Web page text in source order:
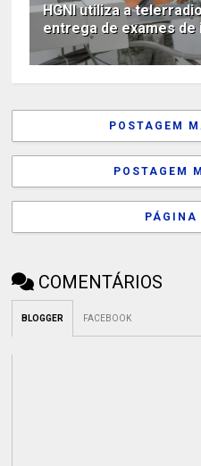
HGNI utiliza a
entrega de exames
POSTAGEM
POSTAGEM
COMENTÁRIOS
BLOGGER FACEBOOK